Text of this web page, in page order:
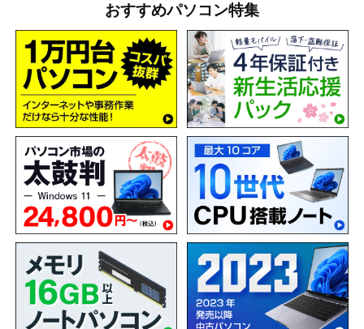
おすすめパソコン特集